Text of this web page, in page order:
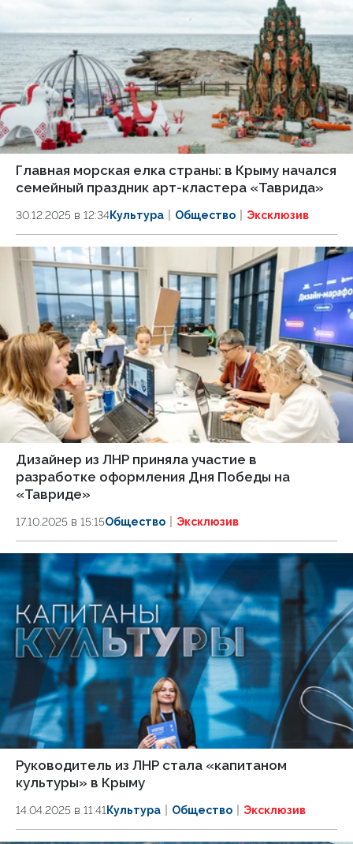
Главная морская елка страны: в Крыму начался
семейный праздник арт-кластера «Таврида»
30.12.2025 в 12:34Культура Общество Эксклюзив
Дизайнер из ЛНР приняла участие в
разработке оформления Дня Победы на
«Тавриде»
17.10.2025 в 15:15Общество Эксклюзив
Руководитель из ЛНР стала «капитаном
культуры» в Крыму
14.04.2025 в 11:41Культура Общество Эксклюзив